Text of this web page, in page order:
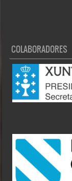
COLABORADORES